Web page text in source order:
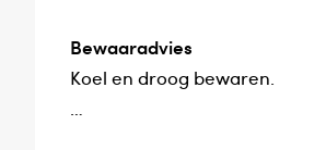
Bewaaradvies
Koel en droog bewaren.